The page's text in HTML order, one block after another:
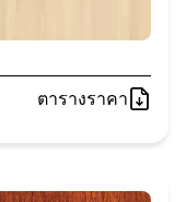
ตารางราคา